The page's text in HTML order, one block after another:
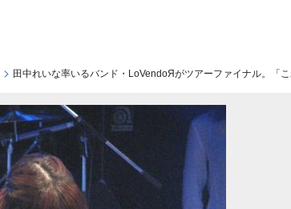
田中れいな率いるバンド・LoVendoЯがツアーファイナル。「こ